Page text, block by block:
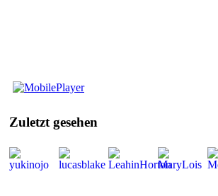
Zuletzt gesehen